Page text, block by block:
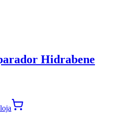
Hidrabene